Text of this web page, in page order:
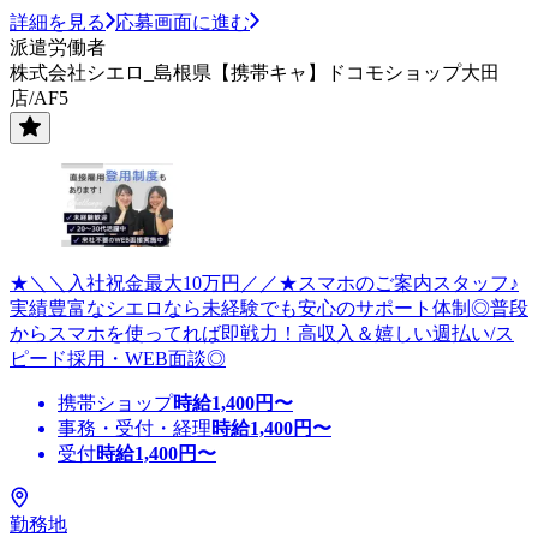
詳細を見る
応募画面に進む
派遣労働者
株式会社シエロ_島根県【携帯キャ】ドコモショップ大田
店/AF5
★＼＼入社祝金最大10万円／／★スマホのご案内スタッフ♪
実績豊富なシエロなら未経験でも安心のサポート体制◎普段
からスマホを使ってれば即戦力！高収入＆嬉しい週払い/ス
ピード採用・WEB面談◎
携帯ショップ時給1,400円〜
事務・受付・経理時給1,400円〜
受付時給1,400円〜
勤務地